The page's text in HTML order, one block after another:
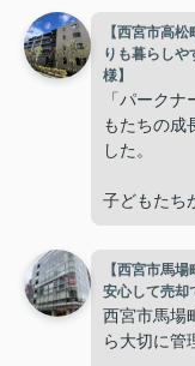
【西宮市高
りも暮らし
様】
「パーク
もたちの成
した。
子どもたち
使わない部
「今の私た
【西宮市馬
安心して売却
西宮市馬場
ら大切に管